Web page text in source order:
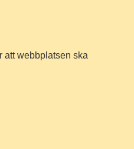
att webbplatsen ska